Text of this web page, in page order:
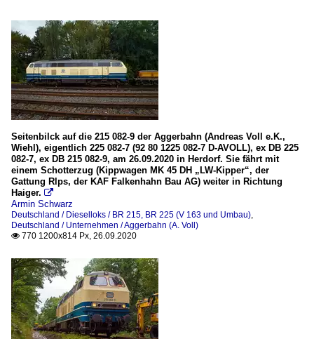
Seitenbilck auf die 215 082-9 der Aggerbahn (Andreas Voll e.K.,
Wiehl), eigentlich 225 082-7 (92 80 1225 082-7 D-AVOLL), ex DB 225
082-7, ex DB 215 082-9, am 26.09.2020 in Herdorf. Sie fährt mit
einem Schotterzug (Kippwagen MK 45 DH „LW-Kipper“, der
Gattung Rlps, der KAF Falkenhahn Bau AG) weiter in Richtung
Haiger. 
Armin Schwarz
Deutschland / Dieselloks / BR 215, BR 225 (V 163 und Umbau),
Deutschland / Unternehmen / Aggerbahn (A. Voll)
 770 1200x814 Px, 26.09.2020